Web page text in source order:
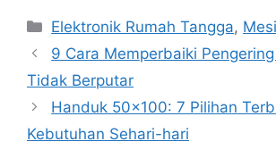
Categories
Elektronik Rumah Tangga,
9 Cara Memperbaiki
Tidak Berputar
Handuk 50×100: 7 Pilihan
Kebutuhan Sehari-hari